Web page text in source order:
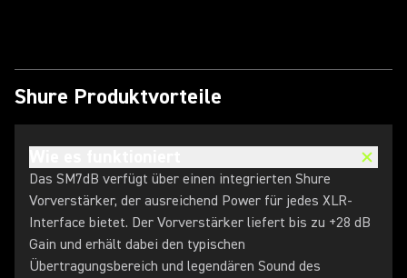
Shure Produktvorteile
Das SM7dB verfügt über einen integrierten Shure
Vorverstärker, der ausreichend Power für jedes XLR-
Interface bietet. Der Vorverstärker liefert bis zu +28 dB
Gain und erhält dabei den typischen
Übertragungsbereich und legendären Sound des